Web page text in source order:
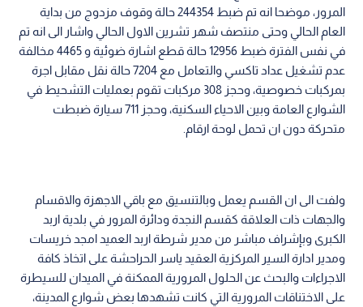
المرور، موضحا انه تم ضبط 244354 حالة وقوف مزدوج من بداية
العام الحالي وحتى منتصف شهر تشرين الاول الحالي واشار الى انه تم
في نفس الفترة ضبط 12956 حالة قطع اشارة ضوئية و 4465 مخالفة
عدم تشغيل عداد تاكسي والتعامل مع 7204 حالة نقل مقابل اجرة
بمركبات خصوصية، وحجز 308 مركبات تقوم بعمليات التشحيط في
الشوارع العامة وبين الاحياء السكنية، وحجز 711 سيارة ضبطت
متحركة دون ان تحمل لوحة ارقام.
ولفت الى ان القسم يعمل وبالتنسيق مع باقي الاجهزة والاقسام
والجهات ذات العلاقة كقسم النجدة ودائرة المرور في بلدية اربد
الكبرى وبإشراف مباشر من مدير شرطة اربد العميد امجد خريسات
ومدير ادارة السير المركزية العقيد ياسر الحراحشة على اتخاذ كافة
الاجراءات والبحث عن الحلول المرورية الممكنة في الميدان للسيطرة
على الاختناقات المرورية التي كانت تشهدها بعض شوارع المدينة،